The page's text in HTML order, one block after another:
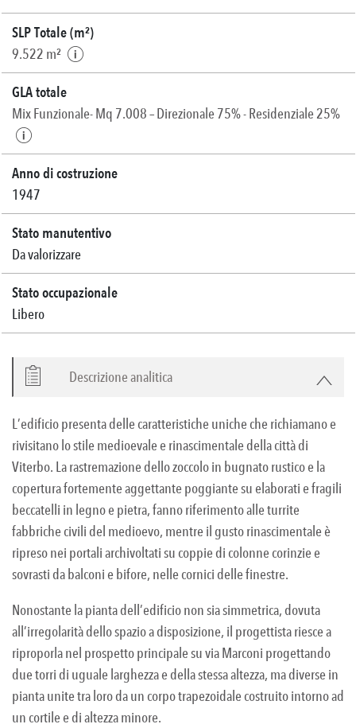
SLP Totale (m²)
9.522 m²
GLA totale
Mix Funzionale- Mq 7.008 – Direzionale 75% - Residenziale 25%
Anno di costruzione
1947
Stato manutentivo
Da valorizzare
Stato occupazionale
Libero
Descrizione analitica
L’edificio presenta delle caratteristiche uniche che richiamano e
rivisitano lo stile medioevale e rinascimentale della città di
Viterbo. La rastremazione dello zoccolo in bugnato rustico e la
copertura fortemente aggettante poggiante su elaborati e fragili
beccatelli in legno e pietra, fanno riferimento alle turrite
fabbriche civili del medioevo, mentre il gusto rinascimentale è
ripreso nei portali archivoltati su coppie di colonne corinzie e
sovrasti da balconi e bifore, nelle cornici delle finestre.
Nonostante la pianta dell’edificio non sia simmetrica, dovuta
all’irregolarità dello spazio a disposizione, il progettista riesce a
riproporla nel prospetto principale su via Marconi progettando
due torri di uguale larghezza e della stessa altezza, ma diverse in
pianta unite tra loro da un corpo trapezoidale costruito intorno ad
un cortile e di altezza minore.